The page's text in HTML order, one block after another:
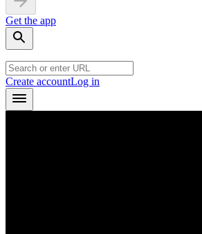
Get the app
Create accountLog in